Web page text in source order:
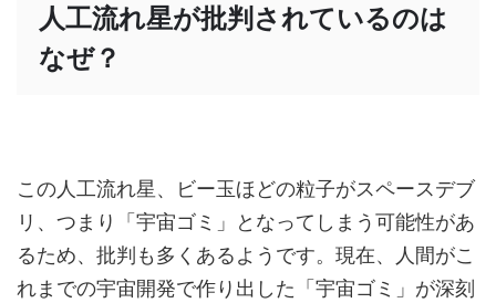
人工流れ星が批判されているのは
なぜ？
この人工流れ星、ビー玉ほどの粒子がスペースデブ
リ、つまり「宇宙ゴミ」となってしまう可能性があ
るため、批判も多くあるようです。現在、人間がこ
れまでの宇宙開発で作り出した「宇宙ゴミ」が深刻